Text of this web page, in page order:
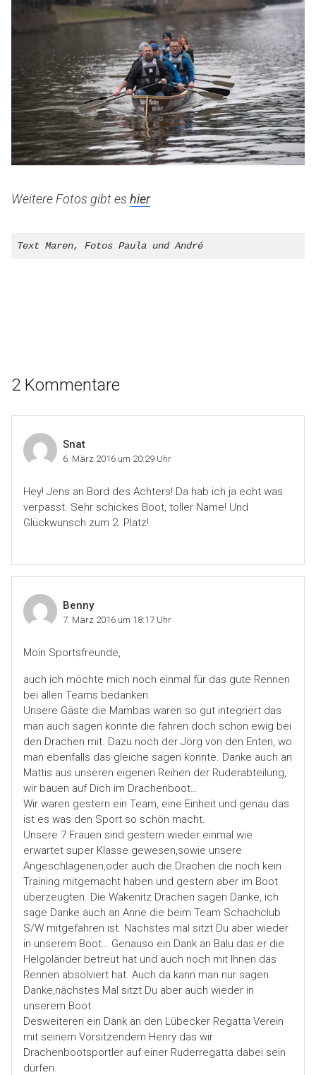
Weitere Fotos gibt es hier
Text Maren, Fotos Paula und André
2 Kommentare
Snat
6. März 2016 um 20:29 Uhr
Hey! Jens an Bord des Achters! Da hab ich ja echt was
verpasst. Sehr schickes Boot, toller Name! Und
Glückwunsch zum 2. Platz!
Benny
7. März 2016 um 18:17 Uhr
Moin Sportsfreunde,
auch ich möchte mich noch einmal für das gute Rennen
bei allen Teams bedanken.
Unsere Gäste die Mambas waren so gut integriert das
man auch sagen könnte die fahren doch schon ewig bei
den Drachen mit. Dazu noch der Jörg von den Enten, wo
man ebenfalls das gleiche sagen könnte. Danke auch an
Mattis aus unseren eigenen Reihen der Ruderabteilung,
wir bauen auf Dich im Drachenboot…
Wir waren gestern ein Team, eine Einheit und genau das
ist es was den Sport so schön macht.
Unsere 7 Frauen sind gestern wieder einmal wie
erwartet super Klasse gewesen,sowie unsere
Angeschlagenen,oder auch die Drachen die noch kein
Training mitgemacht haben und gestern aber im Boot
überzeugten. Die Wakenitz Drachen sagen Danke, ich
sage Danke auch an Anne die beim Team Schachclub
S/W mitgefahren ist. Nächstes mal sitzt Du aber wieder
in unserem Boot… Genauso ein Dank an Balu das er die
Helgoländer betreut hat und auch noch mit Ihnen das
Rennen absolviert hat. Auch da kann man nur sagen
Danke,nächstes Mal sitzt Du aber auch wieder in
unserem Boot.
Desweiteren ein Dank an den Lübecker Regatta Verein
mit seinem Vorsitzendem Henry das wir
Drachenbootsportler auf einer Ruderregatta dabei sein
dürfen.